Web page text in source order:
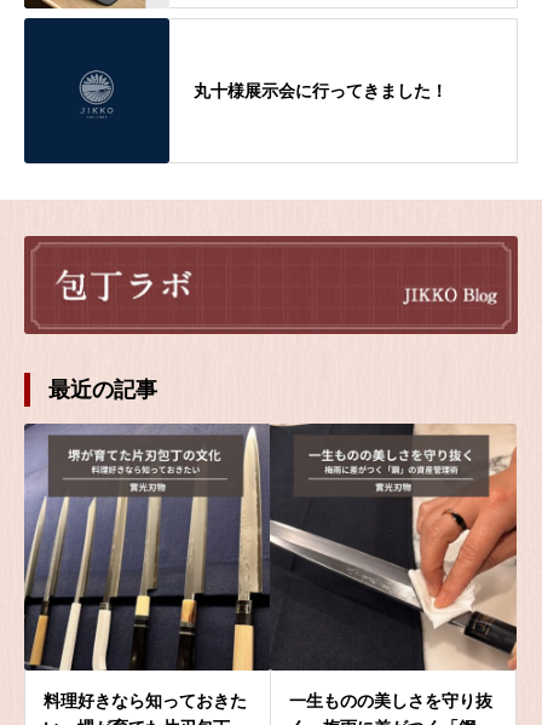
丸十様展示会に行ってきました！
最近の記事
料理好きなら知っておきた
一生ものの美しさを守り抜